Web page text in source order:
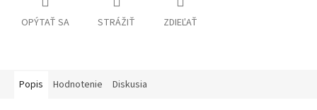
OPÝTAŤ SA STRÁŽIŤ ZDIEĽAŤ
Popis Hodnotenie Diskusia